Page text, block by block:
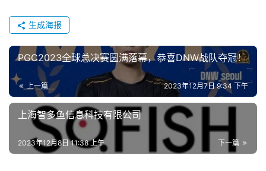
休
闲
游
戏
0
第
生成海报
PGC2023全球总决赛圆满落幕，恭喜DNW战队夺冠！
上一篇 2023年12月7日 9:34 下午
上海智多鱼信息科技有限公司
下一篇
2023年12月8日 11:38 上午